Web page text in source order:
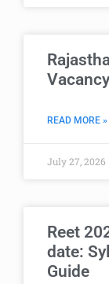
READ MORE »
July 27, 2026
Reet
date:
Guide